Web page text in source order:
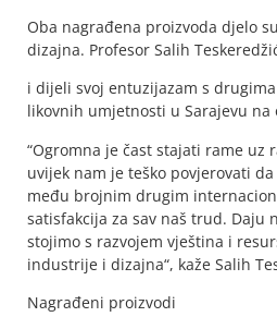
Oba nagrađena proizvoda djelo
dizajna. Profesor Salih
i dijeli svoj entuzijazam s
likovnih umjetnosti u Sarajevu
“Ogromna je čast stajati rame uz
uvijek nam je teško povjerovati
među brojnim drugim
satisfakcija za sav naš trud.
stojimo s razvojem vještina i
industrije i dizajna“, kaže Salih
Nagrađeni proizvodi